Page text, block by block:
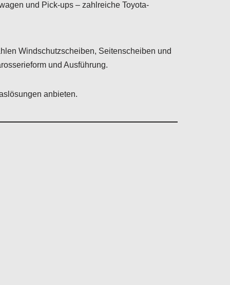
und Pick-ups – zahlreiche Toyota-
Windschutzscheiben, Seitenscheiben und
und Ausführung.
anbieten.